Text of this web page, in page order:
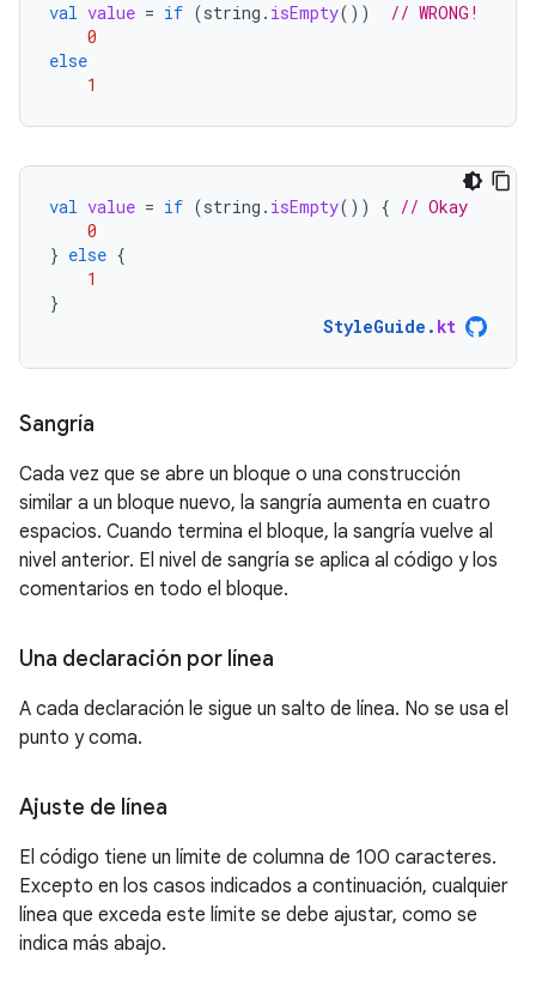
val value = if (string . isEmpty())
// WRONG!
0
else
1
val value = if (string . isEmpty()) { // Okay
0
} else {
1
}
StyleGuide . kt
Sangría
Cada vez que se abre un bloque o una construcción
similar a un bloque nuevo, la sangría aumenta en cuatro
espacios. Cuando termina el bloque, la sangría vuelve al
nivel anterior. El nivel de sangría se aplica al código y los
comentarios en todo el bloque.
Una declaración por línea
A cada declaración le sigue un salto de línea. No se usa el
punto y coma.
Ajuste de línea
El código tiene un límite de columna de 100 caracteres.
Excepto en los casos indicados a continuación, cualquier
línea que exceda este límite se debe ajustar, como se
indica más abajo.